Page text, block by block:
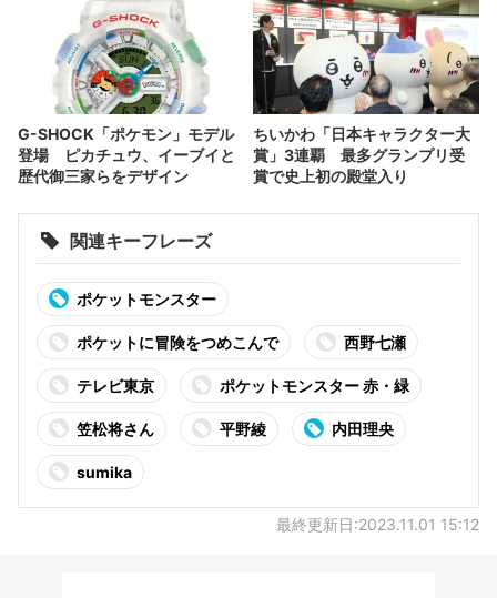
G-SHOCK「ポケモン」モデル
登場 ピカチュウ、イーブイと
歴代御三家らをデザイン
ちいかわ「日本キャラクター大
賞」3連覇 最多グランプリ受
賞で史上初の殿堂入り
関連キーフレーズ
ポケットモンスター
ポケットに冒険をつめこんで 西野七瀬
テレビ東京 ポケットモンスター 赤・緑
笠松将さん 平野綾 内田理央
sumika
最終更新日:2023.11.01 15:12